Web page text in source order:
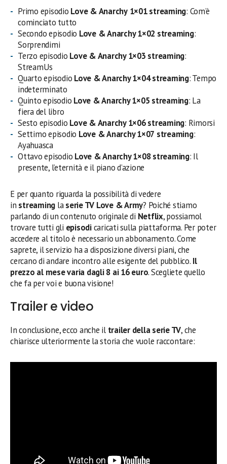
Primo episodio Love & Anarchy 1×01 streaming: Com’è
cominciato tutto
Secondo episodio Love & Anarchy 1×02 streaming:
Sorprendimi
Terzo episodio Love & Anarchy 1×03 streaming:
StreamUs
Quarto episodio Love & Anarchy 1×04 streaming: Tempo
indeterminato
Quinto episodio Love & Anarchy 1×05 streaming: La
fiera del libro
Sesto episodio Love & Anarchy 1×06streaming: Rimorsi
Settimo episodio Love & Anarchy 1×07 streaming:
Ayahuasca
Ottavo episodio Love & Anarchy 1×08 streaming: Il
presente, l’eternità e il piano d’azione
E per quanto riguarda la possibilità di vedere
in streaming laserie TV Love & Army? Poiché stiamo
parlando di un contenuto originale di Netflix, possiamol
trovare tutti gli episodicaricati sulla piattaforma. Per poter
accedere al titolo è necessario un abbonamento. Come
saprete, il servizio ha a disposizione diversi piani, che
cercano di andare incontro alle esigente del pubblico. Il
prezzo al mese varia dagli 8 ai 16 euro. Scegliete quello
che fa per voi e buona visione!
Trailer e video
In conclusione, ecco anche il trailer della serie TV, che
chiarisce ulteriormente la storia che vuole raccontare: